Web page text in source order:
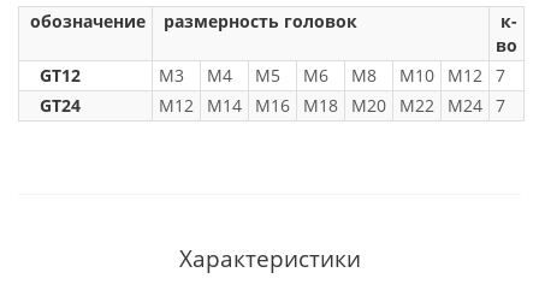
обозначение размерность головок
к-
во
GT12
М3 М4 М5 М6 М8 М10 М12 7
GT24
М12 М14 М16 М18 М20 М22 М24 7
Характеристики